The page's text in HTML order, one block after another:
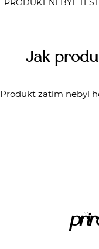
Jak
Produkt zatím nebyl